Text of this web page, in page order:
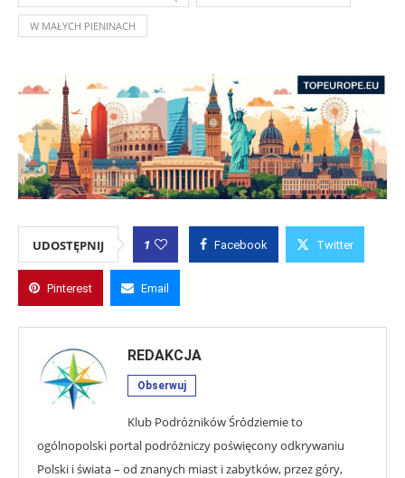
W MAŁYCH PIENINACH
UDOSTĘPNIJ 1 Facebook Twitter
Pinterest Email
REDAKCJA
Obserwuj
Klub Podróżników Śródziemie to
ogólnopolski portal podróżniczy poświęcony odkrywaniu
Polski i świata – od znanych miast i zabytków, przez góry,